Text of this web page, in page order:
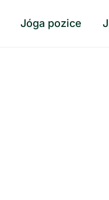
Jóga pozice